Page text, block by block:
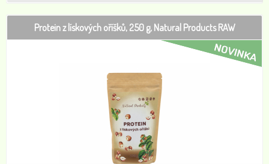
Protein z lískových oříšků, 250 g, Natural Products RAW